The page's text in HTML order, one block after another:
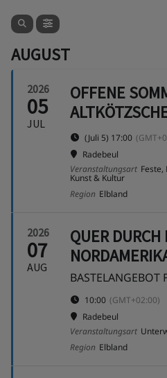
AUGUST
2026
05
JUL
OFFENE
(Juli 5) 17:00
Radebeul
Veranstaltungsart
Kunst & Kultur
Region Elbland
2026
07
AUG
QUER
BASTELANGEBOT
10:00 (GMT+02:00)
Radebeul
Veranstaltungsart
Region Elbland